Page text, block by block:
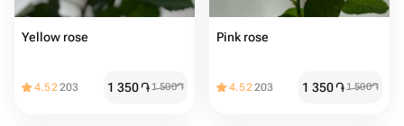
Yellow rose
4.52203 1 350֏1 500֏
Pink rose
4.52203 1 350֏1 500֏